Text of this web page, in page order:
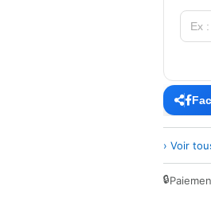
› Voir
🔒